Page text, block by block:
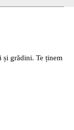
și grădini. Te ținem